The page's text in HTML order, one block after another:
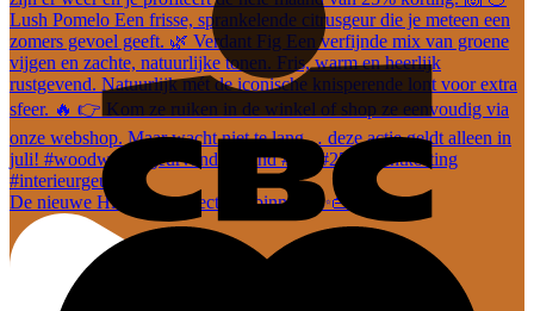
De nieuwe Hi-Di-Hi collectie is binnen! ✨👜 En dez